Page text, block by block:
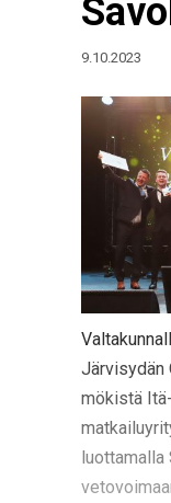
9.10.2023
Järvisydän
mökistä
luottamalla